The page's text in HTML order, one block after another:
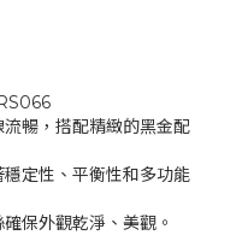
暢，搭配精緻的黑金配
定性、平衡性和多功能
保外觀乾淨、美觀。